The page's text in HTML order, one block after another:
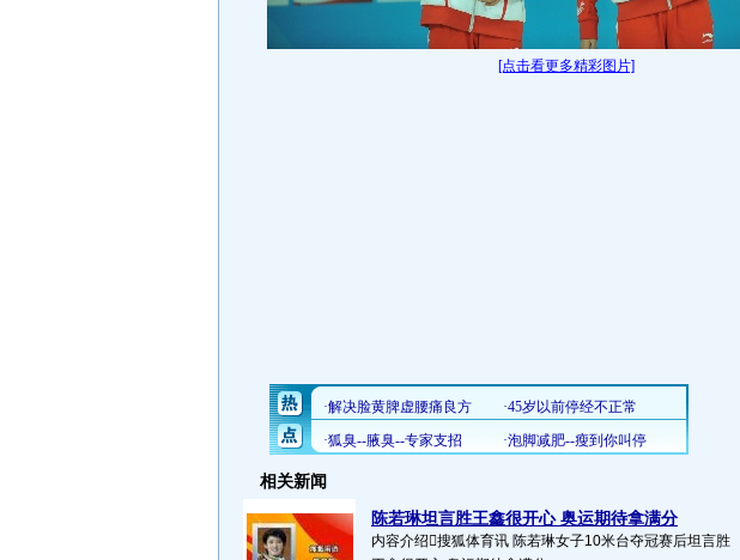
[点击看更多精彩图片]
相关新闻
陈若琳坦言胜王鑫很开心 奥运期待拿满分
内容介绍搜狐体育讯 陈若琳女子10米台夺冠赛后坦言胜